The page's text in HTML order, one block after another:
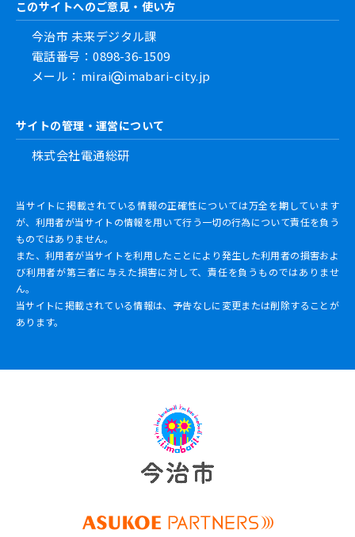
このサイトへのご意見・使い方
今治市 未来デジタル課
電話番号：0898-36-1509
メール：mirai
imabari-city.jp
サイトの管理・運営について
株式会社電通総研
当サイトに掲載されている情報の正確性については万全を期しています
が、利用者が当サイトの情報を用いて行う一切の行為について責任を負う
ものではありません。
また、利用者が当サイトを利用したことにより発生した利用者の損害およ
び利用者が第三者に与えた損害に対して、責任を負うものではありませ
ん。
当サイトに掲載されている情報は、予告なしに変更または削除することが
あります。